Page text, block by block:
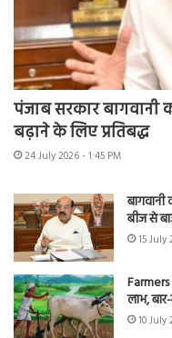
पंजाब सरकार
बढ़ाने के लिए प्रतिबद्ध
24 July 2026 - 1:45 PM
बीज से
15 July
Farmers
लाभ,
10 July